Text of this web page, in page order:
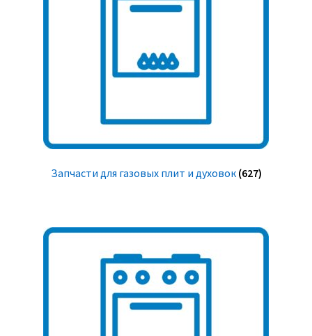
Запчасти для газовых плит и духовок (627)